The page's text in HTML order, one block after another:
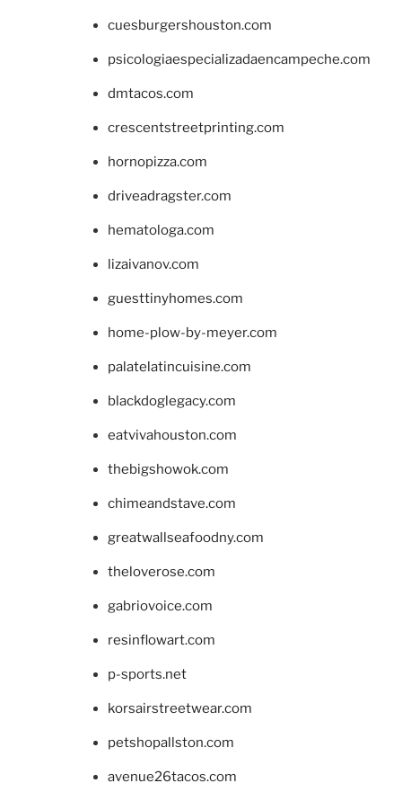
cuesburgershouston.com
psicologiaespecializadaencampeche.com
dmtacos.com
crescentstreetprinting.com
hornopizza.com
driveadragster.com
hematologa.com
lizaivanov.com
guesttinyhomes.com
home-plow-by-meyer.com
palatelatincuisine.com
blackdoglegacy.com
eatvivahouston.com
thebigshowok.com
chimeandstave.com
greatwallseafoodny.com
theloverose.com
gabriovoice.com
resinflowart.com
p-sports.net
korsairstreetwear.com
petshopallston.com
avenue26tacos.com